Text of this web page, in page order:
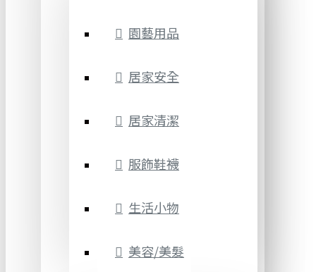
園藝用品
居家安全
居家清潔
服飾鞋襪
生活小物
美容/美髮